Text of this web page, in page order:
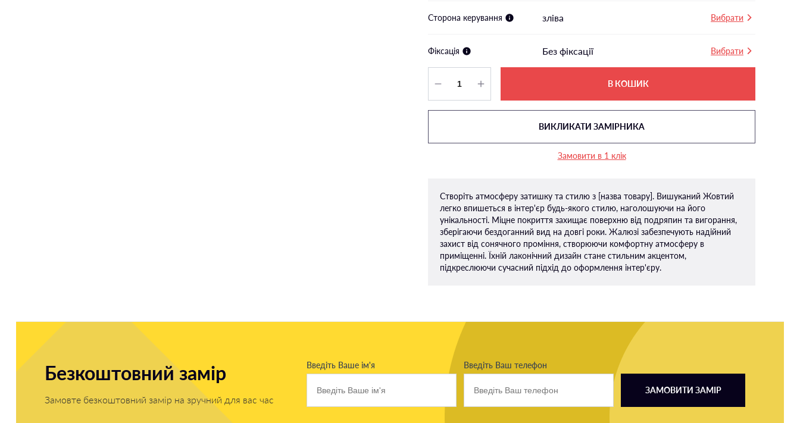
Сторона керування зліва Вибрати
Фіксація Без фіксації Вибрати
В КОШИК
ВИКЛИКАТИ ЗАМІРНИКА
Замовити в 1 клік
Створіть атмосферу затишку та стилю з [назва товару]. Вишуканий Жовтий
легко впишеться в інтер'єр будь-якого стилю, наголошуючи на його
унікальності. Міцне покриття захищає поверхню від подряпин та вигорання,
зберігаючи бездоганний вид на довгі роки. Жалюзі забезпечують надійний
захист від сонячного проміння, створюючи комфортну атмосферу в
приміщенні. Їхній лаконічний дизайн стане стильним акцентом,
підкреслюючи сучасний підхід до оформлення інтер'єру.
Безкоштовний замір
Замовте безкоштовний замір на зручний для вас час
Введіть Ваше ім'я Введіть Ваш телефон
ЗАМОВИТИ ЗАМІР